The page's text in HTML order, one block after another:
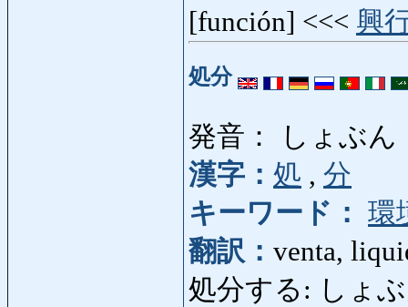
[función] <<< 興
処分
発音： しょぶん
漢字： 処 , 分
キーワード： 環
翻訳： venta,
処分する: しょぶ